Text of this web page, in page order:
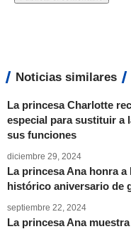
Noticias similares
La princesa Charlotte
especial para sustituir a
sus funciones
diciembre 29, 2024
La princesa Ana honra
histórico aniversario de
septiembre 22, 2024
La princesa Ana